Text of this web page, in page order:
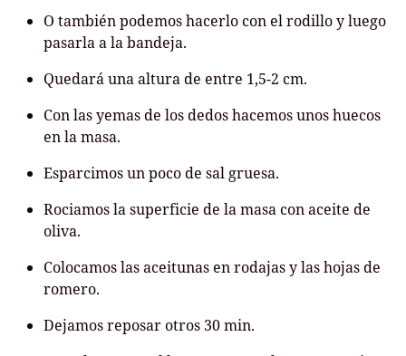
O también podemos hacerlo con el rodillo y luego
pasarla a la bandeja.
Quedará una altura de entre 1,5-2 cm.
Con las yemas de los dedos hacemos unos huecos
en la masa.
Esparcimos un poco de sal gruesa.
Rociamos la superficie de la masa con aceite de
oliva.
Colocamos las aceitunas en rodajas y las hojas de
romero.
Dejamos reposar otros 30 min.